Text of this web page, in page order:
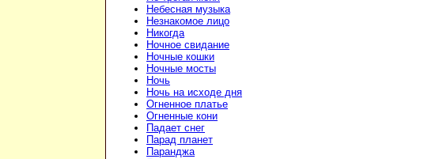
Небесная музыка
Незнакомое лицо
Никогда
Ночное свидание
Ночные кошки
Ночные мосты
Ночь
Ночь на исходе дня
Огненное платье
Огненные кони
Падает снег
Парад планет
Паранджа